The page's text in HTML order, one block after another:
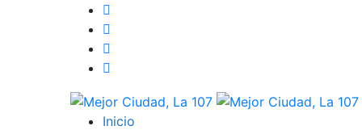
Inicio